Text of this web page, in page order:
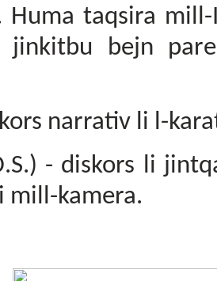
Huma taqsira
jinkitbu bejn
narrativ li l-
- diskors li
mill-kamera.